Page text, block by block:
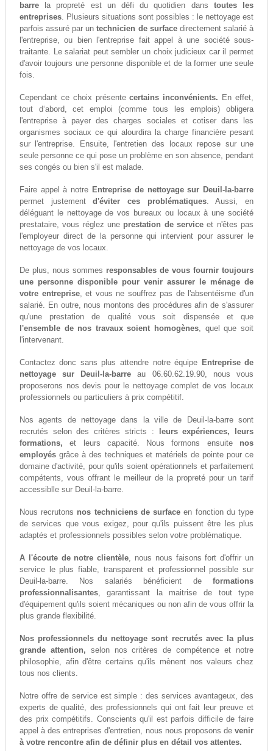
barrela propreté est un défi du quotidien dans toutes les
entreprises. Plusieurs situations sont possibles : le nettoyage est
parfois assuré par untechnicien de surfacedirectement salarié à
l'entreprise, ou bien l'entreprise fait appel à une société sous-
traitante. Le salariat peut sembler un choix judicieux car il permet
d'avoir toujours une personne disponible et de la former une seule
fois.
Cependant ce choix présentecertains inconvénients. En effet,
tout d‘abord, cet emploi (comme tous les emplois) obligera
l'entreprise à payer des charges sociales et cotiser dans les
organismes sociaux ce qui alourdira la charge financière pesant
sur l'entreprise. Ensuite, l'entretien des locaux repose sur une
seule personne ce qui pose un problème en son absence, pendant
ses congés ou bien s'il est malade.
Faire appel à notre Entreprise de nettoyage sur Deuil-la-barre
permet justementd'éviter ces problématiques. Aussi, en
déléguant le nettoyage de vos bureaux ou locaux à une société
prestataire, vous réglez une prestation de service et n'êtes pas
l'employeur direct de la personne qui intervient pour assurer le
nettoyage de vos locaux.
De plus, nous sommes responsables de vous fournir toujours
une personne disponible pour venir assurer le ménage de
votre entreprise, et vous ne souffrez pas de l'absentéisme d'un
salarié. En outre, nous montons des procédures afin de s'assurer
qu'une prestation de qualité vous soit dispensée et que
l'ensemble de nos travaux soient homogènes, quel que soit
l'intervenant.
Contactez donc sans plus attendre notre équipe Entreprise de
nettoyage sur Deuil-la-barre au 06.60.62.19.90, nous vous
proposerons nos devis pour le nettoyage complet de vos locaux
professionnels ou particuliers à prix compétitif.
Nos agents de nettoyage dans la ville de Deuil-la-barre sont
recrutés selon des critères stricts :
leurs expériences, leurs
formations, et leurs capacité. Nous formons ensuite nos
employésgrâce à des techniques et matériels de pointe pour ce
domaine d'activité, pour qu'ils soient opérationnels et parfaitement
compétents, vous offrant le meilleur de la propreté pour un tarif
accessiblle sur Deuil-la-barre.
Nous recrutons nos techniciens de surface en fonction du type
de services que vous exigez, pour qu'ils puissent être les plus
adaptés et professionnels possibles selon votre problématique.
A l'écoute de notre clientèle, nous nous faisons fort d'offrir un
service le plus fiable, transparent et professionnel possible sur
Deuil-la-barre. Nos salariés bénéficient deformations
professionnalisantes, garantissant la maitrise de tout type
d'équipement qu'ils soient mécaniques ou non afin de vous offrir la
plus grande flexibilité.
Nos professionnels du nettoyage sont recrutés avec la plus
grande attention, selon nos critères de compétence et notre
philosophie, afin d'être certains qu'ils mènent nos valeurs chez
tous nos clients.
Notre offre de service est simple : des services avantageux, des
experts de qualité, des professionnels qui ont fait leur preuve et
des prix compétitifs. Conscients qu'il est parfois difficile de faire
appel à des entreprises d'entretien, nous nous proposons devenir
à votre rencontre afin de définir plus en détail vos attentes.